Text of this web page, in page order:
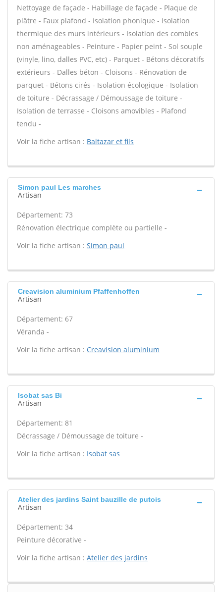
Nettoyage de façade - Habillage de façade - Plaque de
plâtre - Faux plafond - Isolation phonique - Isolation
thermique des murs intérieurs - Isolation des combles
non aménageables - Peinture - Papier peint - Sol souple
(vinyle, lino, dalles PVC, etc) - Parquet - Bétons décoratifs
extérieurs - Dalles béton - Cloisons - Rénovation de
parquet - Bétons cirés - Isolation écologique - Isolation
de toiture - Décrassage / Démoussage de toiture -
Isolation de terrasse - Cloisons amovibles - Plafond
tendu -
Voir la fiche artisan : Baltazar et fils
Simon paul Les marches
Artisan
Département: 73
Rénovation électrique complète ou partielle -
Voir la fiche artisan : Simon paul
Creavision aluminium Pfaffenhoffen
Artisan
Département: 67
Véranda -
Voir la fiche artisan : Creavision aluminium
Isobat sas Bi
Artisan
Département: 81
Décrassage / Démoussage de toiture -
Voir la fiche artisan : Isobat sas
Atelier des jardins Saint bauzille de putois
Artisan
Département: 34
Peinture décorative -
Voir la fiche artisan : Atelier des jardins